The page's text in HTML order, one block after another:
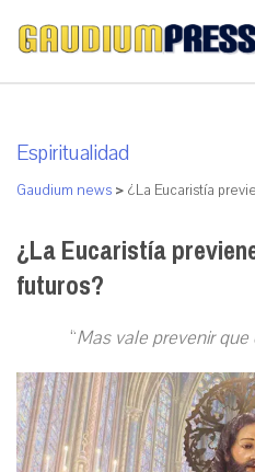
Espiritualidad
Gaudium news > ¿La Eucaristía
¿La Eucaristía
futuros?
“Mas vale prevenir